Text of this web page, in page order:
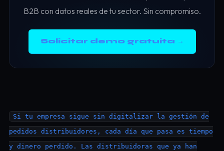
B2B con datos reales de tu sector. Sin compromiso.
Solicitar demo gratuita →
Si tu empresa sigue sin digitalizar la gestión de
pedidos distribuidores, cada día que pasa es tiempo
y dinero perdido. Las distribuidoras que ya han